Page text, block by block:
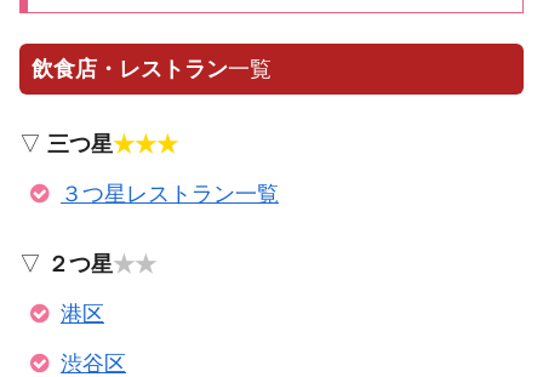
飲食店・レストラン一覧
▽ 三つ星★★★
３つ星レストラン一覧
▽ ２つ星★★
港区
渋谷区